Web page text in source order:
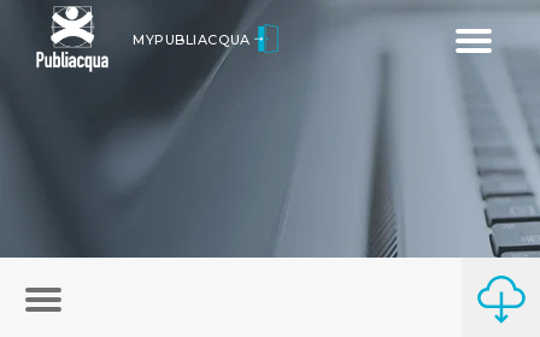
Toggle
MYPUBLIACQUA